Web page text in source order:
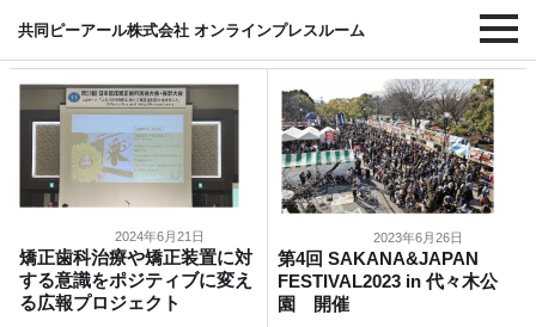
共同ピーアール株式会社 オンラインプレスルーム
#認知向上
2024年6月21日
矯正歯科治療や矯正装置に対
する意識をポジティブに変え
る広報プロジェクト
2023年6月26日
第4回 SAKANA&JAPAN
FESTIVAL2023 in 代々木公
園 開催